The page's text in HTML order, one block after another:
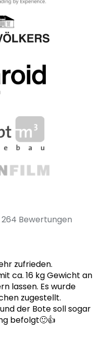
264 Bewertungen
zufrieden.
ca. 16 kg Gewicht an
lassen. Es wurde
zugestellt.
der Bote soll sogar
befolgt🙂👍